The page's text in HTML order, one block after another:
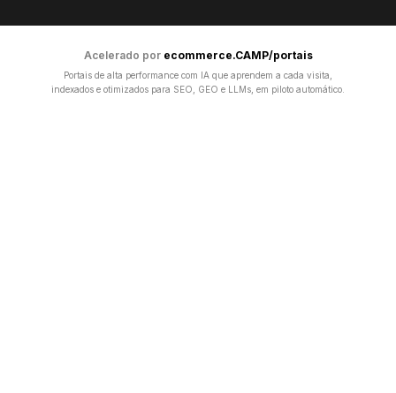
Acelerado por ecommerce.CAMP/portais
Portais de alta performance com IA que aprendem a cada visita,
indexados e otimizados para SEO, GEO e LLMs, em piloto automático.